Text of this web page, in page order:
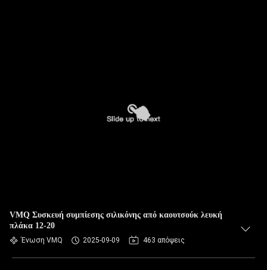
VMQ Συσκευή συμπίεσης σιλικόνης από καουτσούκ λευκή
πλάκα 12-20
Ένωση VMQ 2025-09-09 463 απόψεις